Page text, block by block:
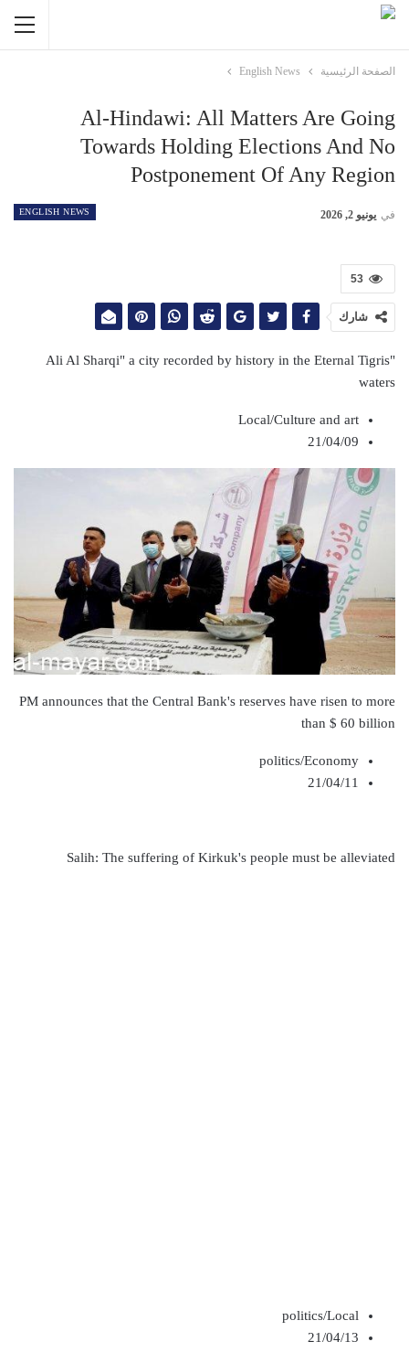
الصفحة الرئيسية English News
Al-Hindawi: All Matters Are Going
Towards Holding Elections And No
Postponement Of Any Region
ENGLISH NEWS في يونيو 2, 2026
53
شارك
"Ali Al Sharqi" a city recorded by history in the Eternal Tigris
waters
Local/Culture and art
21/04/09
PM announces that the Central Bank's reserves have risen to more
than $ 60 billion
politics/Economy
21/04/11
Salih: The suffering of Kirkuk's people must be alleviated
politics/Local
21/04/13